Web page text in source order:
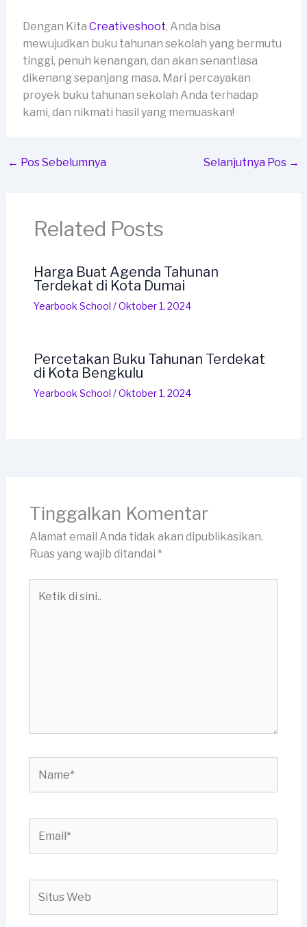
Dengan Kita Creativeshoot, Anda bisa
mewujudkan buku tahunan sekolah yang bermutu
tinggi, penuh kenangan, dan akan senantiasa
dikenang sepanjang masa. Mari percayakan
proyek buku tahunan sekolah Anda terhadap
kami, dan nikmati hasil yang memuaskan!
← Pos Sebelumnya Selanjutnya Pos →
Related Posts
Harga Buat Agenda Tahunan
Terdekat di Kota Dumai
Yearbook School /Oktober 1, 2024
Percetakan Buku Tahunan Terdekat
di Kota Bengkulu
Yearbook School /Oktober 1, 2024
Tinggalkan Komentar
Alamat email Anda tidak akan dipublikasikan.
Ruas yang wajib ditandai *
Web